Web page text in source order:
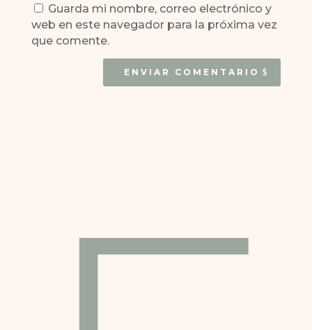
Guarda mi nombre, correo electrónico y
web en este navegador para la próxima vez
que comente.
ENVIAR COMENTARIO